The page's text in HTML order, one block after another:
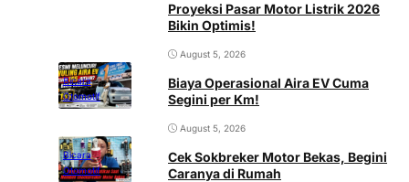
Proyeksi Pasar Motor Listrik 2026
Bikin Optimis!
August 5, 2026
Bicara
Otomotif
Biaya Operasional Aira EV Cuma
Segini per Km!
August 5, 2026
Bicara
Otomotif
Cek Sokbreker Motor Bekas, Begini
Caranya di Rumah